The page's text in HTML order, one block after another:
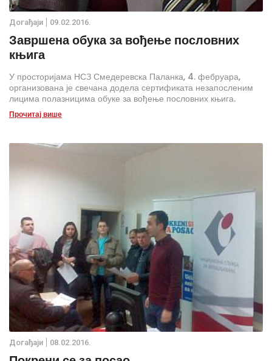
Дoгађаjи 09.02.2016.
Завршена обука за вођење пословних
књига
У просторијама НСЗ Смедеревска Паланка, 4. фебруара,
организована је свечана додела сертификата незапосленим
лицима полазницима обуке за вођење пословних књига.
Прочитај више
Дoгађаjи 08.02.2016.